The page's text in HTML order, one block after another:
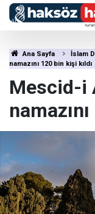
Ana Sayfa İslam
namazını 120 bin kişi kıldı
Mescid-i